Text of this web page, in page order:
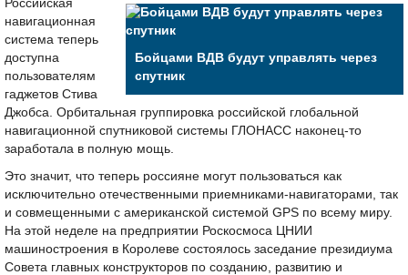
Бойцами ВДВ будут управлять через
спутник
Российская
навигационная
система теперь
доступна
пользователям
гаджетов Стива
Джобса. Орбитальная группировка российской глобальной
навигационной спутниковой системы ГЛОНАСС наконец-то
заработала в полную мощь.
Это значит, что теперь россияне могут пользоваться как
исключительно отечественными приемниками-навигаторами, так
и совмещенными с американской системой GPS по всему миру.
На этой неделе на предприятии Роскосмоса ЦНИИ
машиностроения в Королеве состоялось заседание президиума
Совета главных конструкторов по созданию, развитию и